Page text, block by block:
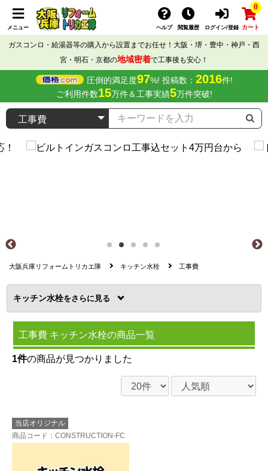
メニュー ヘルプ 閲覧履歴 ログイン/登録
0
カート
ガスコンロ・給湯器等の購入から設置までお任せ！大阪・堺・豊中・神戸・西
宮・明石・京都の地域密着で工事後も安心！
圧倒的満足度97%! 投稿数： 2016件!
ご利用件数15万件＆工事実績5万件突破!
大阪兵庫リフォームトリカエ隊 キッチン水栓 工事費
キッチン水栓を
工事費 キッチン水栓の商品一覧
1件の商品が見つかりました
当店オリジナル
商品コード ：CONSTRUCTION-FC